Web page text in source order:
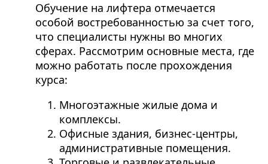
Обучение на лифтера отмечается
особой востребованностью за счет того,
что специалисты нужны во многих
сферах. Рассмотрим основные места, где
можно работать после прохождения
курса:
Многоэтажные жилые дома и
комплексы.
Офисные здания, бизнес-центры,
административные помещения.